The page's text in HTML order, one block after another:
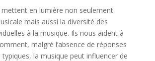
mettent en lumière non seulement
mais aussi la diversité des
à la musique. Ils nous aident à
malgré l’absence de réponses
la musique peut influencer de